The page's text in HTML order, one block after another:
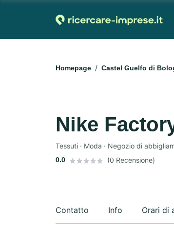
Homepage Castel Guelfo di
Nike
Tessuti · Moda · Negozio di
0.0 (0 Recensione)
Contatto Info Orari di